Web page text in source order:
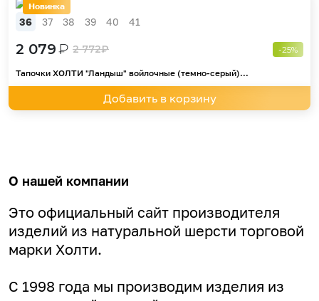
Новинка
36 37 38 39 40 41
2 079₽ 2 772₽ -25%
Тапочки ХОЛТИ "Ландыш" войлочные (темно-серый)...
Добавить в корзину
О нашей компании
Это официальный сайт производителя
изделий из натуральной шерсти торговой
марки Холти.
С 1998 года мы производим изделия из